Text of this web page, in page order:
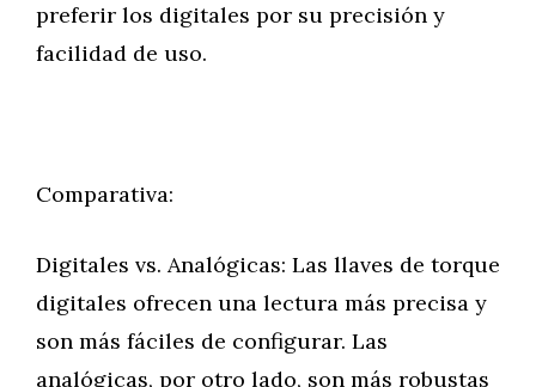
preferir los digitales por su precisión y
facilidad de uso.
Comparativa:
Digitales vs. Analógicas: Las llaves de torque
digitales ofrecen una lectura más precisa y
son más fáciles de configurar. Las
analógicas, por otro lado, son más robustas